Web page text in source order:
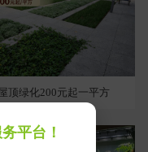
顶绿化200元起一平方
平台！